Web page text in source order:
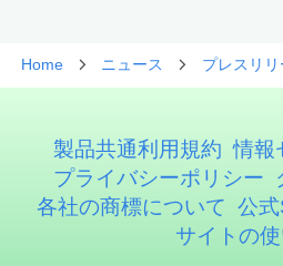
Home ニュース プレスリリ
製品共通利用規約 情報
プライバシーポリシー
各社の商標について 公
サイトの